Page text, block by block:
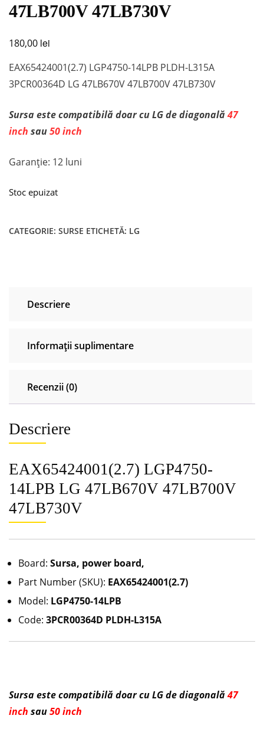
47LB700V 47LB730V
180,00 lei
EAX65424001(2.7) LGP4750-14LPB PLDH-L315A
3PCR00364D LG 47LB670V 47LB700V 47LB730V
Sursa este compatibilă doar cu LG de diagonală47
inch sau50 inch
Garanție: 12 luni
Stoc epuizat
CATEGORIE: SURSE ETICHETĂ: LG
Descriere
Informații suplimentare
Recenzii (0)
Descriere
EAX65424001(2.7) LGP4750-
14LPB LG 47LB670V 47LB700V
47LB730V
Board: Sursa, power board,
Part Number (SKU): EAX65424001(2.7)
Model: LGP4750-14LPB
Code: 3PCR00364D PLDH-L315A
Sursa este compatibilă doar cu LG de diagonală47
inch sau50 inch